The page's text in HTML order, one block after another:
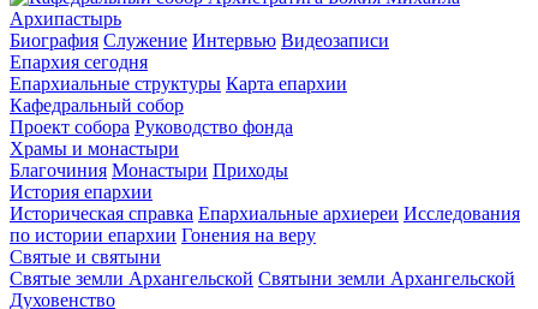
Архипастырь
Биография Служение Интервью Видеозаписи
Епархия сегодня
Епархиальные структуры Карта епархии
Кафедральный собор
Проект собора Руководство фонда
Храмы и монастыри
Благочиния Монастыри Приходы
История епархии
Историческая справка Епархиальные архиереи Исследования
по истории епархии Гонения на веру
Святые и святыни
Святые земли Архангельской Святыни земли Архангельской
Духовенство